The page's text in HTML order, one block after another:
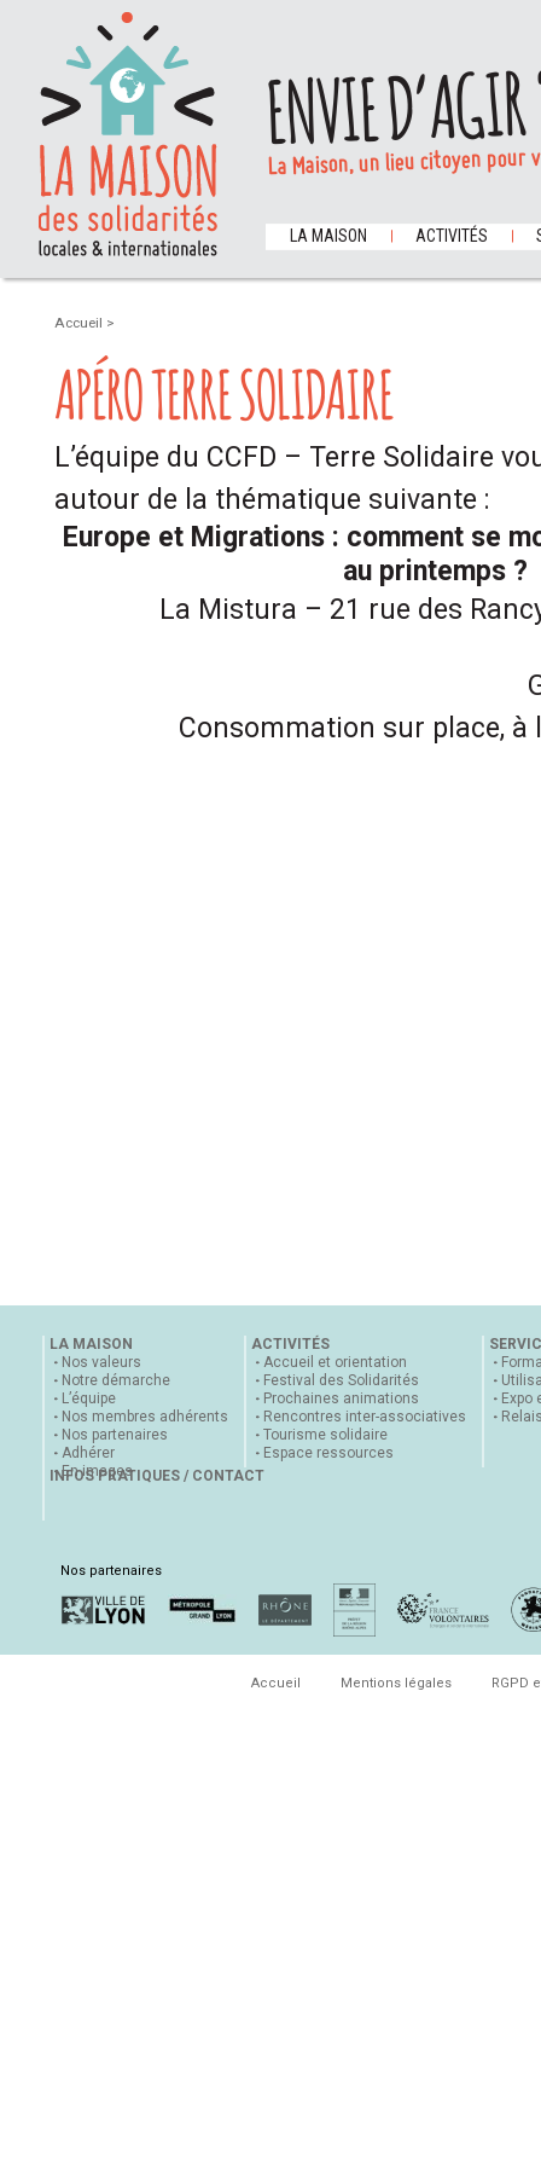
ENVIE
La Maison, un lieu citoyen
LA MAISON ACTIVITÉS
Accueil >
APÉRO TERRE SOLIDAIRE
L’équipe du CCFD – Terre Solidaire
autour de la thématique suivante :
Europe et Migrations : comment se
au printemps ?
La Mistura – 21 rue des
Consommation sur place, à
LA MAISON
Nos valeurs
Notre démarche
L’équipe
Nos membres adhérents
Nos partenaires
Adhérer
En images
ACTIVITÉS
Accueil et orientation
Festival des Solidarités
Prochaines animations
Rencontres inter-associatives
Tourisme solidaire
Espace ressources
Expo
INFOS PRATIQUES / CONTACT
Nos partenaires
Accueil Mentions légales RGPD